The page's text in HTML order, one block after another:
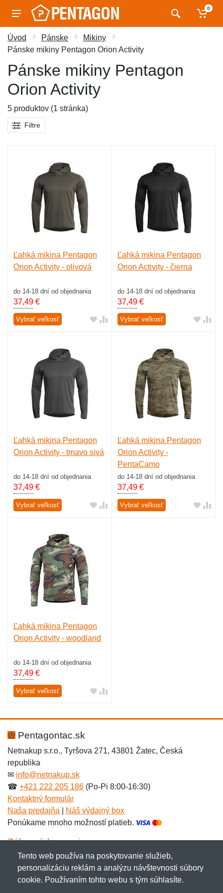
0
Úvod Pánske
Mikiny
Pánske mikiny Pentagon Orion Activity
Pánske mikiny Pentagon
Orion Activity
5 produktov (1 stránka)
Filtre
Ľahká mikina Pentagon
Orion Activity - olivová
do 14-18 dní od objednania
37,49 €
Vybrať veľkosť
Ľahká mikina Pentagon
Orion Activity - čierna
do 14-18 dní od objednania
37,49€
Vybrať veľkosť
Ľahká mikina Pentagon
Orion Activity - tmavo sivá
do 14-18 dní od objednania
37,49 €
Vybrať veľkosť
Ľahká mikina Pentagon
Orion Activity -
PentaCamo
do 14-18 dní od objednania
37,49€
Vybrať veľkosť
Ľahká mikina Pentagon
Orion Activity - woodland
do 14-18 dní od objednania
37,49 €
Vybrať veľkosť
Pentagontac.sk
Netnakup s.r.o., Tyršova 271, 43801 Žatec, Česká
republika
✉ info@netnakup.sk
☎ +421 222 205 186 (Po-Pi 8:00-16:30)
Kontaktný formulár
Naša predajňa
Náš výdajný box
Ponúkame mnoho možností platieb.
Zákaznícky servis
Novinky emailom
Tento web používa na poskytovanie služieb,
personalizáciu reklám a analýzu návštevnosti súbory
cookie. Používaním tohto webu s tým súhlasíte.